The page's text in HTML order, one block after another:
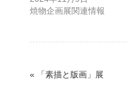
焼物企画展関連情報
« 「素描と版画」展